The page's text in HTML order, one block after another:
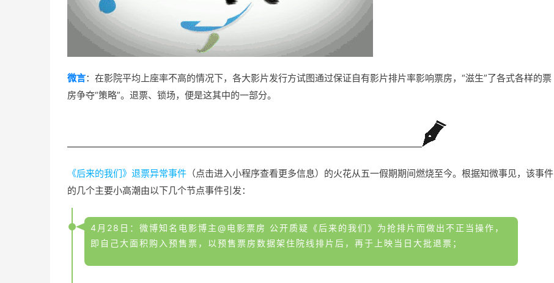
微言：在影院平均上座率不高的情况下，各大影片发行方试图通过保证自有影片排片率影响票房，“滋生”了各式各样的票
房争夺“策略”。退票、锁场，便是这其中的一部分。
《后来的我们》退票异常事件 （点击进入小程序查看更多信息）的火花从五一假期期间燃烧至今。根据知微事见，该事件
的几个主要小高潮由以下几个节点事件引发：
4月28日：微博知名电影博主@电影票房 公开质疑《后来的我们》为抢排片而做出不正当操作，
即自己大面积购入预售票，以预售票房数据架住院线排片后，再于上映当日大批退票；